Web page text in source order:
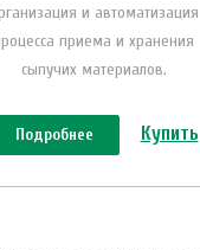
и автоматизация
приема и хранения
сыпучих материалов.
Подробнее Купить